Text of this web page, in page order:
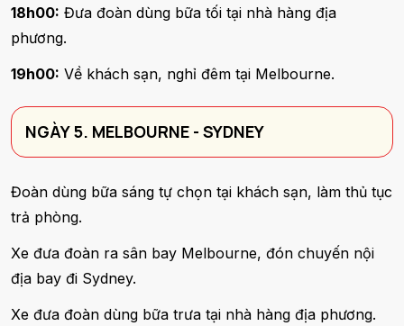
18h00: Đưa đoàn dùng bữa tối tại nhà hàng địa
phương.
19h00: Về khách sạn, nghỉ đêm tại Melbourne.
NGÀY 5. MELBOURNE - SYDNEY
Đoàn dùng bữa sáng tự chọn tại khách sạn, làm thủ tục
trả phòng.
Xe đưa đoàn ra sân bay Melbourne, đón chuyến nội
địa bay đi Sydney.
Xe đưa đoàn dùng bữa trưa tại nhà hàng địa phương.